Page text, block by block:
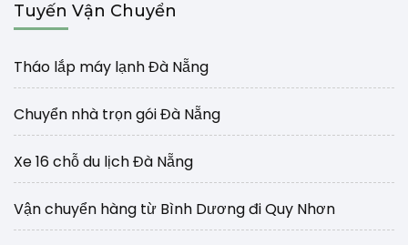
Tuyến Vận Chuyển
Tháo lắp máy lạnh Đà Nẵng
Chuyển nhà trọn gói Đà Nẵng
Xe 16 chỗ du lịch Đà Nẵng
Vận chuyển hàng từ Bình Dương đi Quy Nhơn